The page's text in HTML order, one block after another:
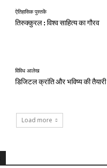
ऐतिहासिक पुस्तकें
तिरुक्कुरल : विश्व साहित्य का गौरव
विविध आलेख
डिजिटल क्रांति और भविष्य की तैयारी
Load more